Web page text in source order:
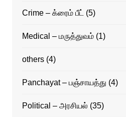
Crime – க்ரைம் பீட்(5)
Medical – மருத்துவம்(1)
others(4)
Panchayat – பஞ்சாயத்து (4)
Political – அரசியல் (35)